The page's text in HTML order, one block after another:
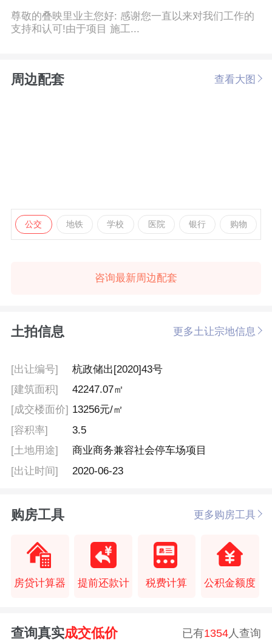
尊敬的叠映里业主您好: 感谢您一直以来对我们工作的
支持和认可!由于项目 施工...
周边配套 查看大图
公交 地铁 学校 医院 银行 购物
咨询最新周边配套
土拍信息 更多土让宗地信息
[出让编号]
杭政储出[2020]43号
[建筑面积]
42247.07㎡
[成交楼面价] 13256元/㎡
[容积率]
3.5
[土地用途]
商业商务兼容社会停车场项目
[出让时间]
2020-06-23
购房工具 更多购房工具
房贷计算器 提前还款计 税费计算 公积金额度
查询真实成交低价 已有1354人查询